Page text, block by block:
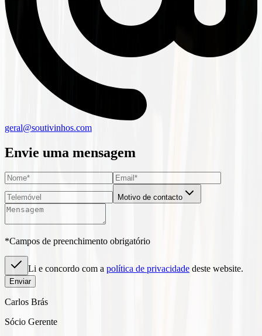
geral@soutivinhos.com
Envie uma mensagem
Motivo de contacto
*Campos de preenchimento obrigatório
Li e concordo com a política de privacidade deste website.
Enviar
Carlos Brás
Sócio Gerente